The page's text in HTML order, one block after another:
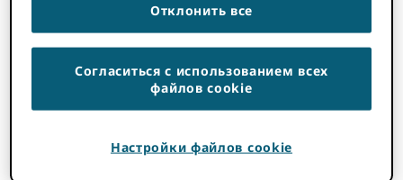
может вызвать путаницу относительно
происхождения товаров или услуг или
предложить одобрение со стороны ORCID,
если иное не одобрено заранее ORCID на
настоящими правилами,
Отклонить все
Согласиться с использованием всех
файлов cookie
Настройки файлов cookie